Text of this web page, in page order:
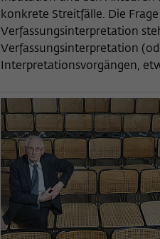
konkrete Streitfälle. Die
Verfassungsinterpretation
Verfassungsinterpretation
Interpretationsvorgängen,